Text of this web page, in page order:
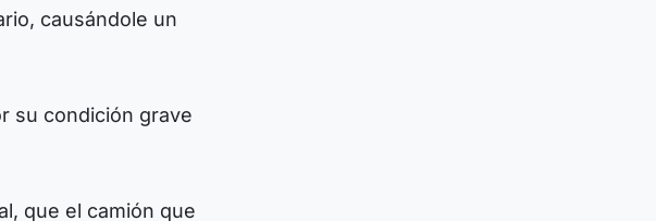
causándole un
su condición grave
que el camión que